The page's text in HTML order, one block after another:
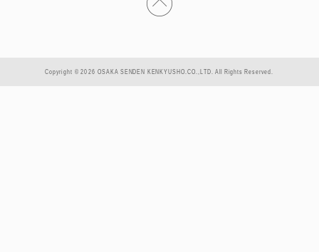
Copyright © 2026 OSAKA SENDEN KENKYUSHO.CO.,LTD. All Rights Reserved.